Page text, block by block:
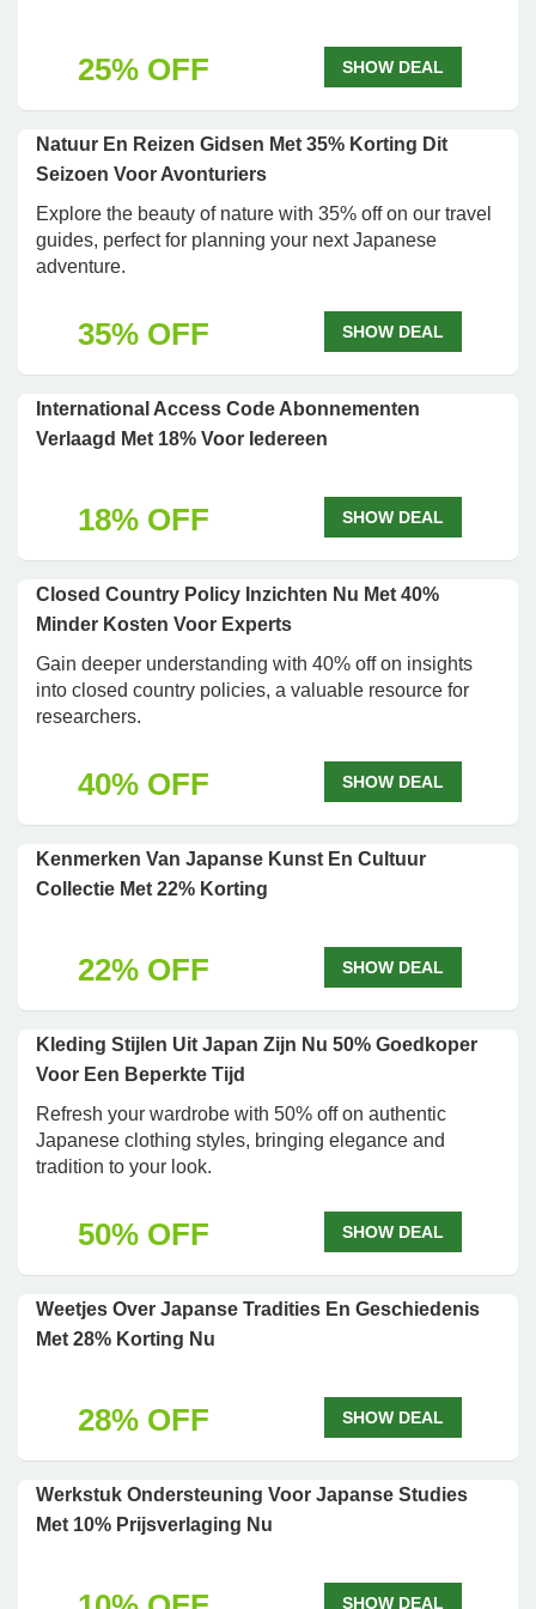
25% OFF SHOW DEAL
Natuur En Reizen Gidsen Met 35% Korting Dit
Seizoen Voor Avonturiers
Explore the beauty of nature with 35% off on our travel
guides, perfect for planning your next Japanese
adventure.
35% OFF SHOW DEAL
International Access Code Abonnementen
Verlaagd Met 18% Voor Iedereen
18% OFF SHOW DEAL
Closed Country Policy Inzichten Nu Met 40%
Minder Kosten Voor Experts
Gain deeper understanding with 40% off on insights
into closed country policies, a valuable resource for
researchers.
40% OFF SHOW DEAL
Kenmerken Van Japanse Kunst En Cultuur
Collectie Met 22% Korting
22% OFF SHOW DEAL
Kleding Stijlen Uit Japan Zijn Nu 50% Goedkoper
Voor Een Beperkte Tijd
Refresh your wardrobe with 50% off on authentic
Japanese clothing styles, bringing elegance and
tradition to your look.
50% OFF SHOW DEAL
Weetjes Over Japanse Tradities En Geschiedenis
Met 28% Korting Nu
28% OFF SHOW DEAL
Werkstuk Ondersteuning Voor Japanse Studies
Met 10% Prijsverlaging Nu
SHOW DEAL